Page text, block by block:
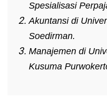
Spesialisasi
Akuntansi di
Soedirman.
Manajemen di
Kusuma